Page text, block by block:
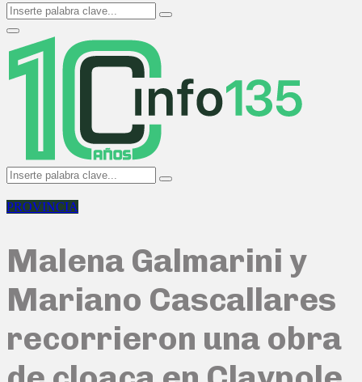
Search
for:
Search
Primary
Menu
Search
for:
Search
PROVINCIA
Malena Galmarini y
Mariano Cascallares
recorrieron una obra